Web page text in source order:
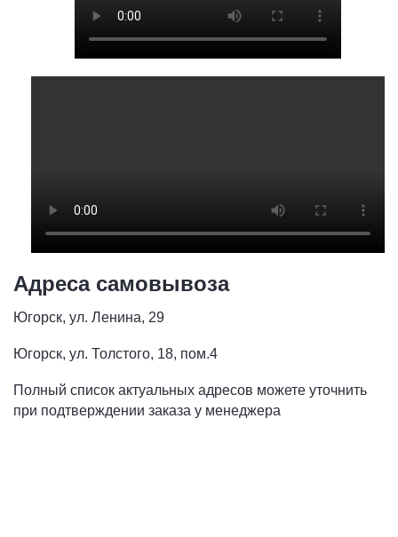
Адреса самовывоза
Югорск, ул. Ленина, 29
Югорск, ул. Толстого, 18, пом.4
Полный список актуальных адресов можете уточнить
при подтверждении заказа у менеджера